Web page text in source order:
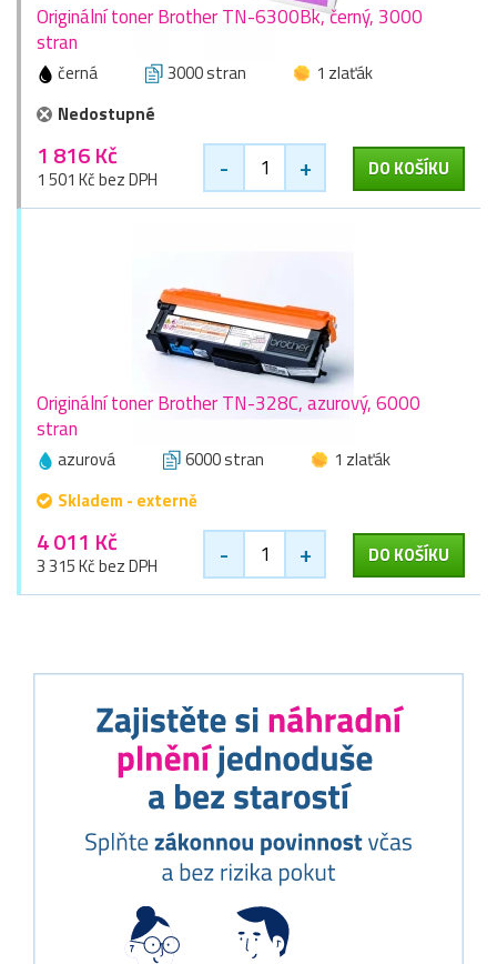
Originální toner Brother TN-6300Bk, černý, 3000
stran
černá 3000 stran
1 zlaťák
Nedostupné
1 816 Kč
1 501 Kč bez DPH - + DO KOŠÍKU
Originální toner Brother TN-328C, azurový, 6000
stran
azurová 6000 stran
1 zlaťák
Skladem - externě
4 011 Kč
3 315 Kč bez DPH - + DO KOŠÍKU